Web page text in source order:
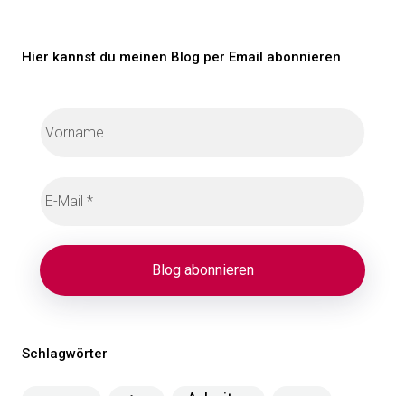
Hier kannst du meinen Blog per Email abonnieren
Schlagwörter